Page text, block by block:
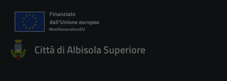
Città di Albisola Superiore